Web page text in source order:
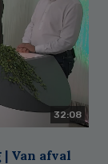
32:08
| Van afval